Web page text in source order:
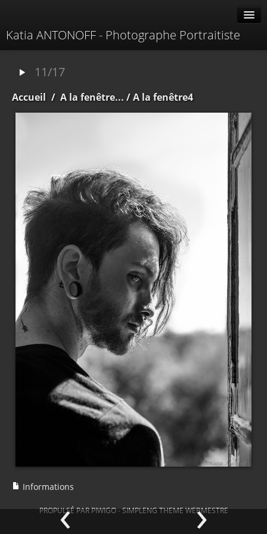
Katia ANTONOFF - Photographe Portraitiste
11/17
Accueil / A la fenêtre... / A la fenêtre4
‹ ›
Informations
PROPULSÉ PARPIWIGO-SIMPLENG THEMEWEBMESTRE